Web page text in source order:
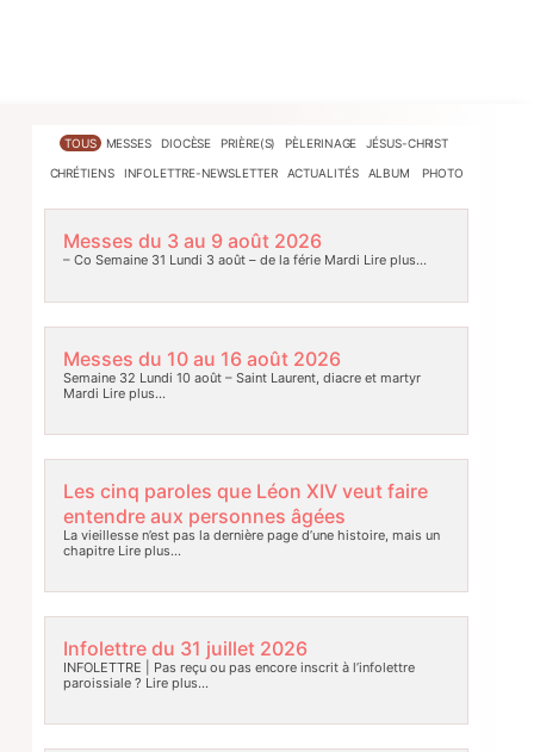
TOUS MESSES DIOCÈSE PRIÈRE(S) PÈLERINAGE JÉSUS-CHRIST
CHRÉTIENS INFOLETTRE-NEWSLETTER ACTUALITÉS ALBUM PHOTO
Messes du 3 au 9 août 2026
– Co Semaine 31 Lundi 3 août – de la férie Mardi Lire plus…
Messes du 10 au 16 août 2026
Semaine 32 Lundi 10 août – Saint Laurent, diacre et martyr
Mardi Lire plus…
Les cinq paroles que Léon XIV veut faire
entendre aux personnes âgées
La vieillesse n’est pas la dernière page d’une histoire, mais un
chapitreLire plus…
Infolettre du 31 juillet 2026
INFOLETTRE | Pas reçu ou pas encore inscrit à l’infolettre
paroissiale ? Lire plus…